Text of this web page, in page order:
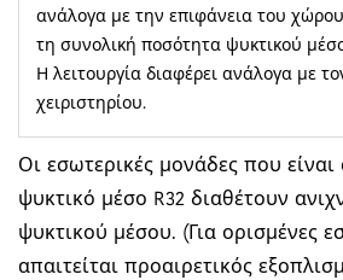
ανάλογα με την επιφάνεια του
τη συνολική ποσότητα ψυκτικού
Η λειτουργία διαφέρει ανάλογα με
χειριστηρίου.
Οι εσωτερικές μονάδες που είναι
ψυκτικό μέσο R32 διαθέτουν
ψυκτικού μέσου. (Για ορισμένες
απαιτείται προαιρετικός